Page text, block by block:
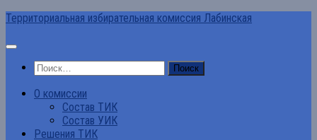
Перейти
содержимому
Территориальная избирательная комиссия Лабинская
Найти:
О комиссии
Состав ТИК
Состав УИК
Решения ТИК